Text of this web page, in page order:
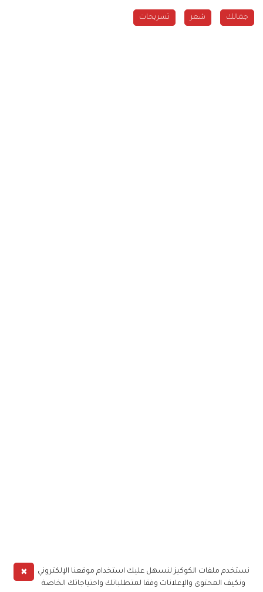
جمالك شعر تسريحات
✖
نستخدم ملفات الكوكيز لنسهل عليك استخدام موقعنا الإلكتروني
ونكيف المحتوى والإعلانات وفقا لمتطلباتك واحتياجاتك الخاصة